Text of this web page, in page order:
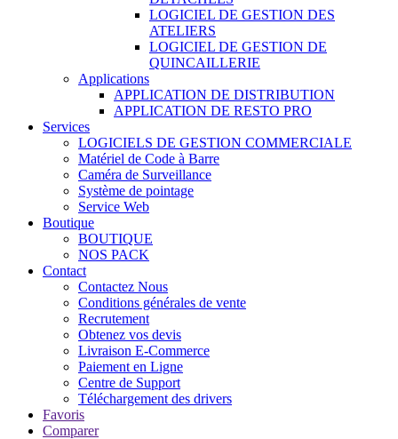
LOGICIEL DE GESTION DES
ATELIERS
LOGICIEL DE GESTION DE
QUINCAILLERIE
Applications
APPLICATION DE DISTRIBUTION
APPLICATION DE RESTO PRO
Services
LOGICIELS DE GESTION COMMERCIALE
Matériel de Code à Barre
Caméra de Surveillance
Système de pointage
Service Web
Boutique
BOUTIQUE
NOS PACK
Contact
Contactez Nous
Conditions générales de vente
Recrutement
Obtenez vos devis
Livraison E-Commerce
Paiement en Ligne
Centre de Support
Téléchargement des drivers
Favoris
Comparer